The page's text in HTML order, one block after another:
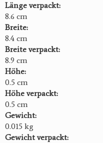
Länge verpackt:
8.6 cm
Breite:
8.4 cm
Breite verpackt:
8.9 cm
Höhe:
0.5 cm
Höhe verpackt:
0.5 cm
Gewicht:
0.015 kg
Gewicht verpackt: